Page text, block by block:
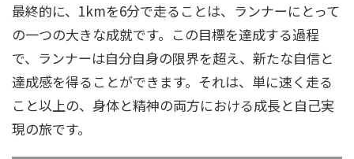
最終的に、1kmを6分で走ることは、ランナーにとって
の一つの大きな成就です。この目標を達成する過程
で、ランナーは自分自身の限界を超え、新たな自信と
達成感を得ることができます。それは、単に速く走る
こと以上の、身体と精神の両方における成長と自己実
現の旅です。